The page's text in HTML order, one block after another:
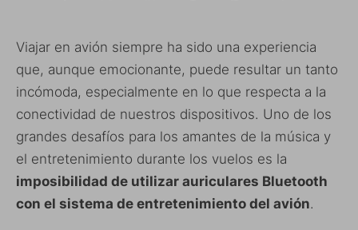
Viajar en avión siempre ha sido una experiencia
que, aunque emocionante, puede resultar un tanto
incómoda, especialmente en lo que respecta a la
conectividad de nuestros dispositivos. Uno de los
grandes desafíos para los amantes de la música y
el entretenimiento durante los vuelos es la
imposibilidad de utilizar auriculares Bluetooth
con el sistema de entretenimiento del avión.